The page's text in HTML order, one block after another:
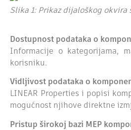
Slika 1: Prikaz dijaloškog okvira
Dostupnost podataka o
Informacije o kategorijama,
korisniku.
Vidljivost podataka o
LINEAR Properties i popisi
mogućnost njihove direktne
Pristup širokoj bazi MEP